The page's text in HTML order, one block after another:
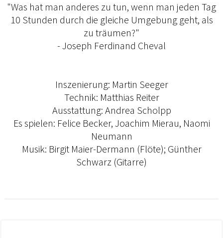
"Was hat man anderes zu tun, wenn man jeden Tag
10 Stunden durch die gleiche Umgebung geht, als
zu träumen?"
- Joseph Ferdinand Cheval
Inszenierung: Martin Seeger
Technik: Matthias Reiter
Ausstattung: Andrea Scholpp
Es spielen: Felice Becker, Joachim Mierau, Naomi
Neumann
Musik: Birgit Maier-Dermann (Flöte); Günther
Schwarz (Gitarre)